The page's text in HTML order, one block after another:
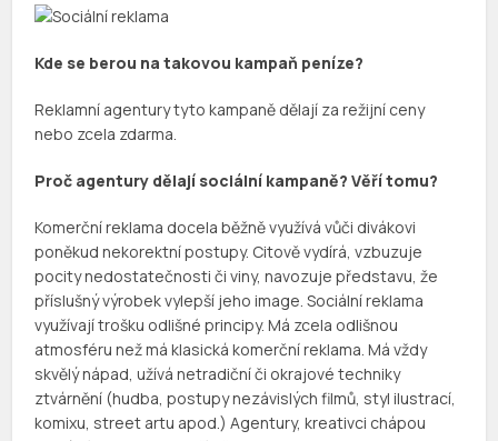
Kde se berou na takovou kampaň peníze?
Reklamní agentury tyto kampaně dělají za režijní ceny
nebo zcela zdarma.
Proč agentury dělají sociální kampaně? Věří tomu?
Komerční reklama docela běžně využívá vůči divákovi
poněkud nekorektní postupy. Citově vydírá, vzbuzuje
pocity nedostatečnosti či viny, navozuje představu, že
příslušný výrobek vylepší jehoimage . Sociální reklama
využívají trošku odlišné principy. Má zcela odlišnou
atmosféru než má klasická komerční reklama. Má vždy
skvělý nápad, užívá netradiční či okrajové techniky
ztvárnění (hudba, postupy nezávislých filmů, styl ilustrací,
komixu street artu apod.) Agentury,kreativci chápou